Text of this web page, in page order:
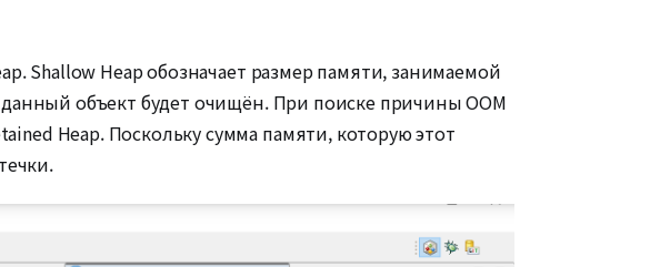
Shallow Heap обозначает размер памяти, занимаемой
объект будет очищён. При поиске причины OOM
Heap. Поскольку сумма памяти, которую этот